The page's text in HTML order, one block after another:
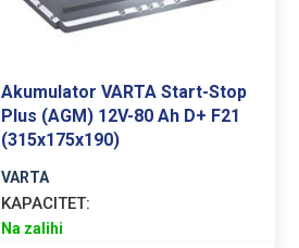
Akumulator VARTA Start-Stop
Plus (AGM) 12V-80 Ah D+ F21
(315x175x190)
VARTA
KAPACITET:
Na zalihi